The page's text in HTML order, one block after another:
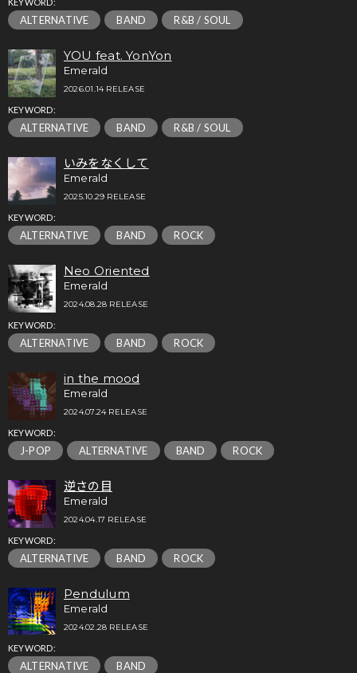
ALTERNATIVE BAND R&B / SOUL
YOU feat. YonYon
Emerald
2026.01.14 RELEASE
KEYWORD:
ALTERNATIVE BAND R&B / SOUL
いみをなくして
Emerald
2025.10.29 RELEASE
KEYWORD:
ALTERNATIVE BAND ROCK
Neo Oriented
Emerald
2024.08.28 RELEASE
KEYWORD:
ALTERNATIVE BAND ROCK
in the mood
Emerald
2024.07.24 RELEASE
KEYWORD:
J-POP ALTERNATIVE BAND ROCK
逆さの目
Emerald
2024.04.17 RELEASE
KEYWORD:
ALTERNATIVE BAND ROCK
Pendulum
Emerald
2024.02.28 RELEASE
KEYWORD:
ALTERNATIVE BAND